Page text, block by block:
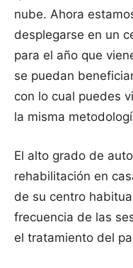
nube. Ahora
desplegarse en un
para el año que
se puedan
con lo cual puedes
la misma
El alto grado de
rehabilitación en
de su centro
frecuencia de las
el tratamiento del